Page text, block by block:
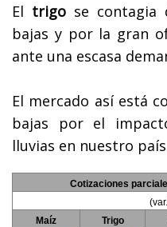
El trigo se contagia
bajas y por la gran
ante una escasa
El mercado así está
bajas por el
lluvias en nuestro
Cotizaciones
Maíz
Trigo